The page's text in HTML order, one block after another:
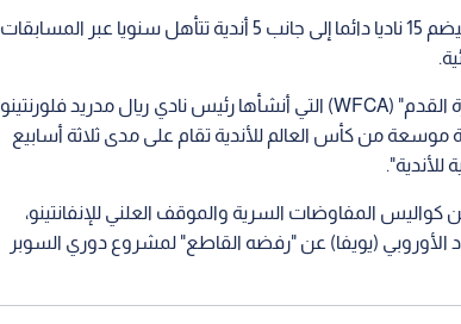
وطبقا للتفاصيل الواردة في التقرير، صمم المشروع ليضم 15 ناديا دائما إلى جانب 5 أندية تتأهل سنويا عبر المسابقات
وارتبط المشروع بتأسيس "الرابطة العالمية لأندية كرة القدم" (WFCA) التي أنشأها رئيس نادي ريال مدريد فلورنتينو
سنوية موسعة من كأس العالم للأندية تقام على مدى ثلاثة أسابيع
المفاوضات السرية والموقف العلني للإنفانتينو،
أمام كونغرس الاتحاد الأوروبي (يويفا) عن "رفضه القاطع" لمشروع دوري السوبر